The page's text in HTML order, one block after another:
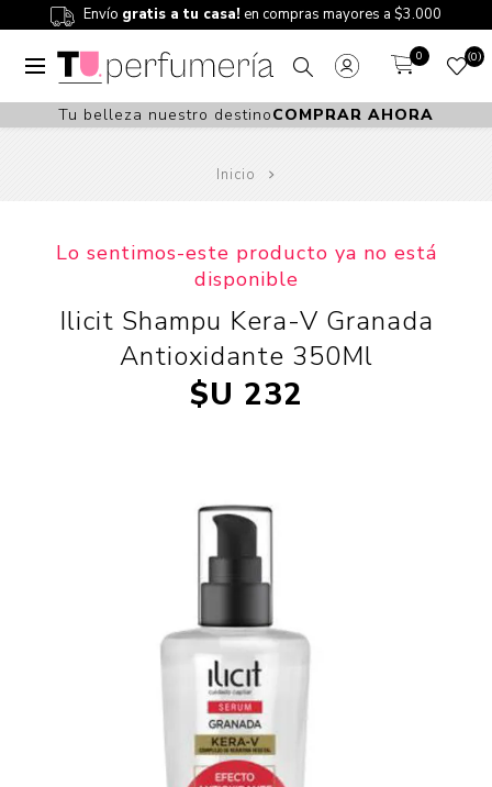
Envío gratis a tu casa! en compras mayores a $3.000
0 0
Tu belleza nuestro destinoCOMPRAR AHORA
Inicio
Lo sentimos-este producto ya no está
disponible
Ilicit Shampu Kera-V Granada
Antioxidante 350Ml
$U 232